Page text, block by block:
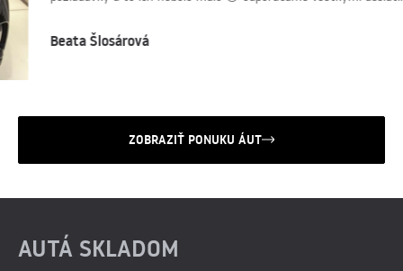
Beata Šlosárová
ZOBRAZIŤ PONUKU ÁUT
AUTÁ SKLADOM